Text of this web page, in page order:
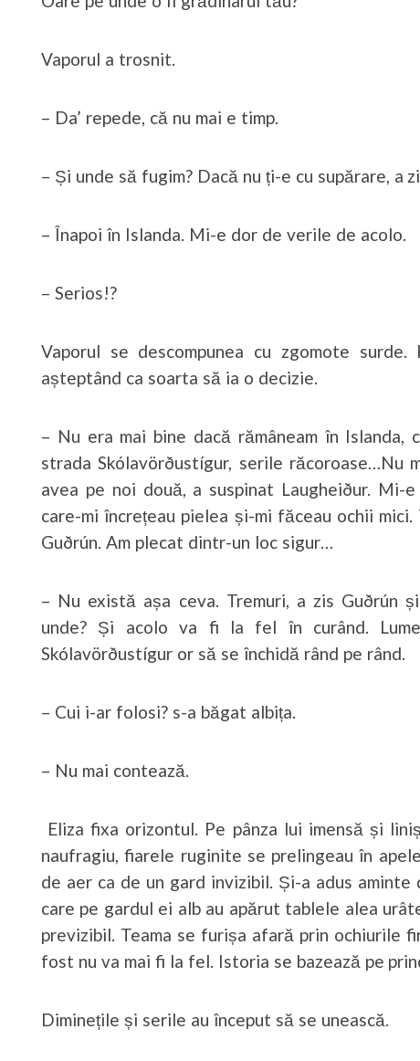
Vaporul a trosnit.
– Da’ repede, că nu mai e timp.
– Și unde să fugim? Dacă nu ți-e cu supărare, a
– Înapoi în Islanda. Mi-e dor de verile de acolo.
– Serios!?
Vaporul se descompunea cu zgomote
așteptând ca soarta să ia o decizie.
– Nu era mai bine dacă rămâneam în
strada Skólavörðustígur, serile răcoroase…Nu
avea pe noi două, a suspinat Laugheiður.
care-mi încrețeau pielea și-mi făceau ochii
Guðrún. Am plecat dintr-un loc sigur…
– Nu există așa ceva. Tremuri, a zis Guðrún
unde? Și acolo va fi la fel în curând.
Skólavörðustígur or să se închidă rând pe rând.
– Cui i-ar folosi? s-a băgat albița.
– Nu mai contează.
Eliza fixa orizontul. Pe pânza lui imensă și
naufragiu, fiarele ruginite se prelingeau în
de aer ca de un gard invizibil. Și-a adus
care pe gardul ei alb au apărut tablele alea
previzibil. Teama se furișa afară prin ochiurile
fost nu va mai fi la fel. Istoria se bazează pe
Diminețile și serile au început să se unească.